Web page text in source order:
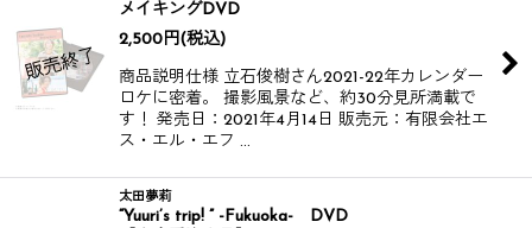
メイキングDVD
2,500 円(税込)
商品説明仕様 立石俊樹さん2021-22年カレンダー
ロケに密着。 撮影風景など、約30分見所満載で
す！ 発売日：2021年4月14日 販売元：有限会社エ
ス・エル・エフ …
太田夢莉
“Yuuri’s trip! ” -Fukuoka- DVD